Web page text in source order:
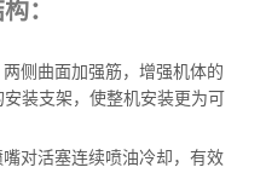
：
侧曲面加强筋，增强机体的
装支架，使整机安装更为可
对活塞连续喷油冷却，有效